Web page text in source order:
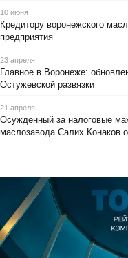
10 июня
Кредитору воронежского
предприятия
23 апреля
Главное в Воронеже:
Остужевской развязки
21 апреля
Осужденный за налоговые
маслозавода Салих Конаков